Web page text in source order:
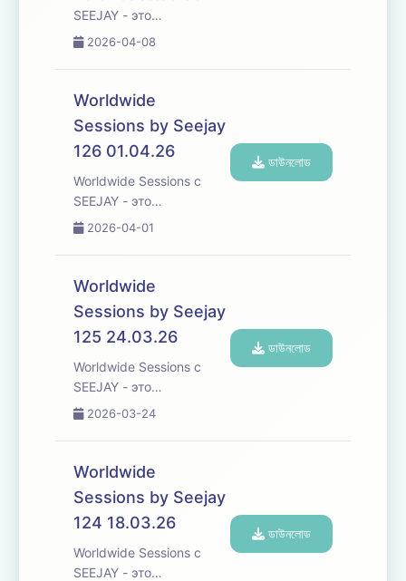
жанров танцевальной
SEEJAY - это
захватывающее
путешествие, которое
переступает границы,
увлекательное
исследование
различных культур и
жанров танцевальной
2026-04-08
Worldwide
Sessions by Seejay
126 01.04.26
Worldwide Sessions с
SEEJAY - это
захватывающее
путешествие, которое
переступает границы,
увлекательное
исследование
различных культур и
жанров танцевальной
2026-04-01
ডাউনলোড
Worldwide
Sessions by Seejay
125 24.03.26
Worldwide Sessions с
SEEJAY - это
захватывающее
путешествие, которое
переступает границы,
увлекательное
исследование
различных культур и
жанров танцевальной
2026-03-24
ডাউনলোড
Worldwide
Sessions by Seejay
124 18.03.26
Worldwide Sessions с
SEEJAY - это
ডাউনলোড